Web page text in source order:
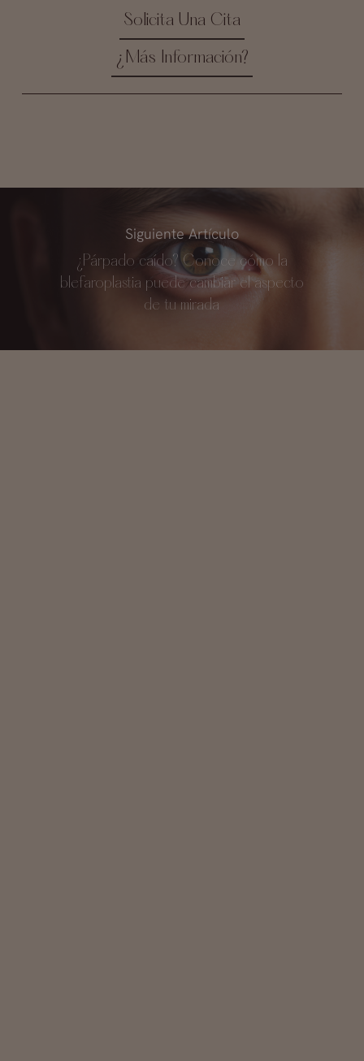
Solicita Una Cita
¿Más Información?
Siguiente Artículo
¿Párpado caído? Conoce cómo la
blefaroplastia puede cambiar el aspecto
de tu mirada